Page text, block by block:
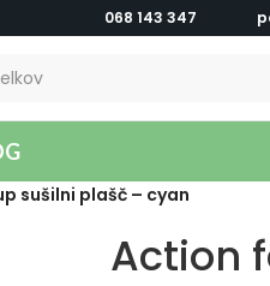
068 143 347
sušilni plašč – cyan
Action